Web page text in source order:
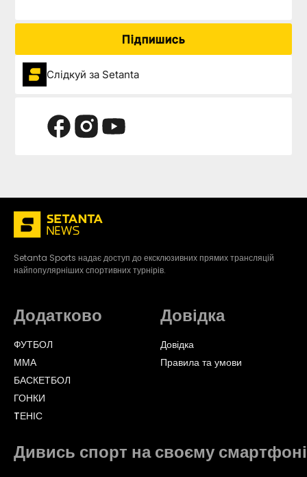
Підпишись
Слідкуй за Setanta
Setanta Sports надає доступ до ексклюзивних прямих трансляцій
найпопулярніших спортивних турнірів.
Додатково
ФУТБОЛ
ММА
БАСКЕТБОЛ
ГОНКИ
TЕНІС
Довідка
Довідка
Правила та умови
Дивись спорт на своєму смартфоні